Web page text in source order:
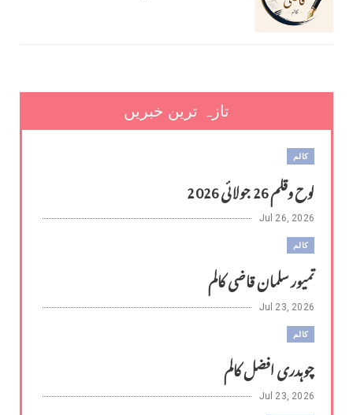
تازہ ترین خبریں
کالم
لوح وقلم 26 جولائی 2026
Jul 26, 2026
کالم
تمیور سلمان قاضی کالم
Jul 23, 2026
کالم
چوہدری افضل کالم
Jul 23, 2026